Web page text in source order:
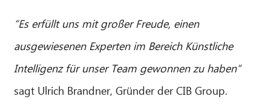
“Es erfüllt uns mit großer Freude, einen
ausgewiesenen Experten im Bereich Künstliche
Intelligenz für unser Team gewonnen zu haben“
sagt Ulrich Brandner, Gründer der CIB Group.